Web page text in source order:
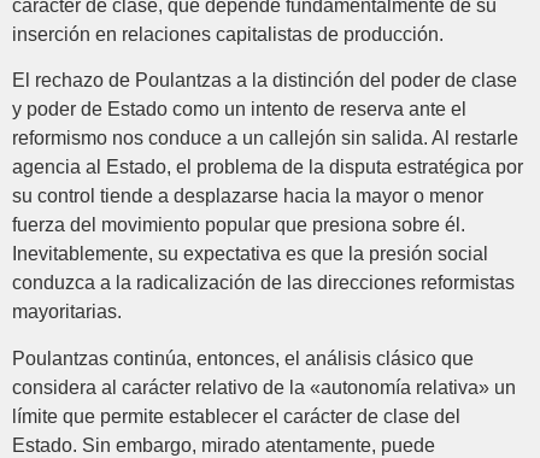
carácter de clase, que depende fundamentalmente de su
inserción en relaciones capitalistas de producción.
El rechazo de Poulantzas a la distinción del poder de clase
y poder de Estado como un intento de reserva ante el
reformismo nos conduce a un callejón sin salida. Al restarle
agencia al Estado, el problema de la disputa estratégica por
su control tiende a desplazarse hacia la mayor o menor
fuerza del movimiento popular que presiona sobre él.
Inevitablemente, su expectativa es que la presión social
conduzca a la radicalización de las direcciones reformistas
mayoritarias.
Poulantzas continúa, entonces, el análisis clásico que
considera al carácter relativo de la «autonomía relativa» un
límite que permite establecer el carácter de clase del
Estado. Sin embargo, mirado atentamente, puede